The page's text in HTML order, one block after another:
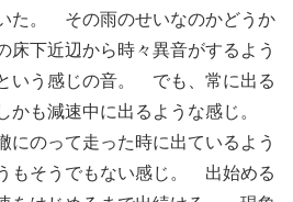
た。 その雨のせいなのかどうか
床下近辺から時々異音がするよう
いう感じの音。 でも、常に出る
かも減速中に出るような感じ。
にのって走った時に出ているよう
もそうでもない感じ。 出始める